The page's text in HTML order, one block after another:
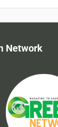
Network